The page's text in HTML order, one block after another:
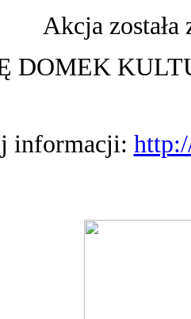
Akcja została
DOMEK
informacji: